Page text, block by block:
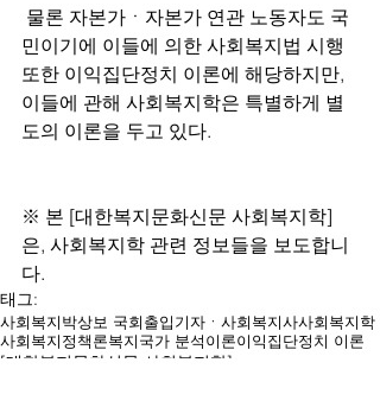
민이기에 이들에 의한 사회복지법 시행
또한 이익집단정치 이론에 해당하지만,
이들에 관해 사회복지학은 특별하게 별
도의 이론을 두고 있다.
※ 본 [대한복지문화신문 사회복지학]
은, 사회복지학 관련 정보들을 보도합니
다.
태그:
사회복지박상보 국회출입기자ㆍ사회복지사사회복지학
사회복지정책론복지국가 분석이론이익집단정치 이론
[대한복지문화신문 사회복지학]